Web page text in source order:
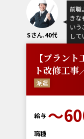
Sさん.40代
前職
きな
いう
して
【プラン
ト改修工事
派遣
給与 ～
職種